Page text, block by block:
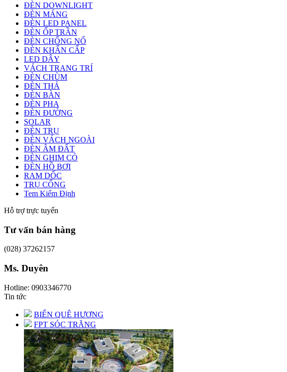
ĐÈN DOWNLIGHT
ĐÈN MÁNG
ĐÈN LED PANEL
ĐÈN ỐP TRẦN
ĐÈN CHỐNG NỔ
ĐÈN KHẨN CẤP
LED DÂY
VÁCH TRANG TRÍ
ĐÈN CHÙM
ĐÈN THẢ
ĐÈN BÀN
ĐÈN PHA
ĐÈN ĐƯỜNG
SOLAR
ĐÈN TRỤ
ĐÈN VÁCH NGOÀI
ĐÈN ÂM ĐẤT
ĐÈN GHIM CỎ
ĐÈN HỒ BƠI
RAM DỐC
TRỤ CỔNG
Tem Kiểm Định
Hỗ trợ trực tuyến
Tư vấn bán hàng
(028) 37262157
Ms. Duyên
Hotline: 0903346770
Tin tức
BIỂN QUÊ HƯƠNG
FPT SÓC TRĂNG